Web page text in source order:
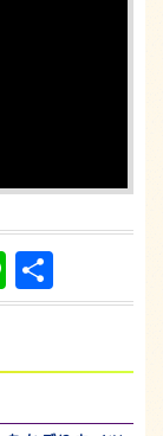
Line
有